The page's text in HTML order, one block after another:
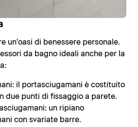
un'oasi di benessere personale.
da bagno ideali anche per la
il portasciugamani è costituito
due punti di fissaggio a parete.
un ripiano
con svariate barre.